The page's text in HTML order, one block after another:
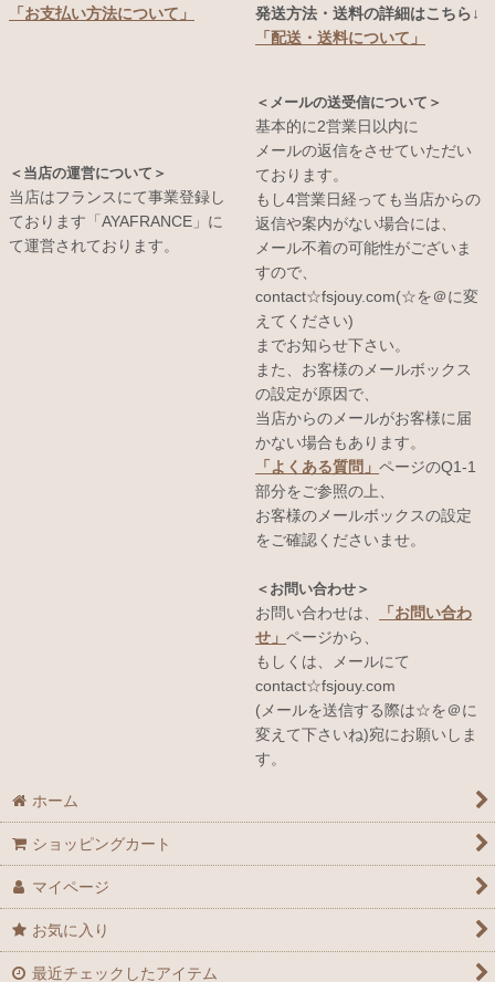
「お支払い方法について」
＜当店の運営について＞
当店はフランスにて事業登録し
ております「AYAFRANCE」に
て運営されております。
発送方法・送料の詳細はこちら↓
「配送・送料について」
＜メールの送受信について＞
基本的に2営業日以内に
メールの返信をさせていただい
ております。
もし4営業日経っても当店からの
返信や案内がない場合には、
メール不着の可能性がございま
すので、
contact☆fsjouy.com(☆を＠に変
えてください)
までお知らせ下さい。
また、お客様のメールボックス
の設定が原因で、
当店からのメールがお客様に届
かない場合もあります。
「よくある質問」 ページのQ1-1
部分をご参照の上、
お客様のメールボックスの設定
をご確認くださいませ。
＜お問い合わせ＞
お問い合わせは、
「お問い合わ
せ」 ページから、
もしくは、メールにて
contact☆fsjouy.com
(メールを送信する際は☆を＠に
変えて下さいね)宛にお願いしま
す。
ホーム
ショッピングカート
マイページ
お気に入り
最近チェックしたアイテム